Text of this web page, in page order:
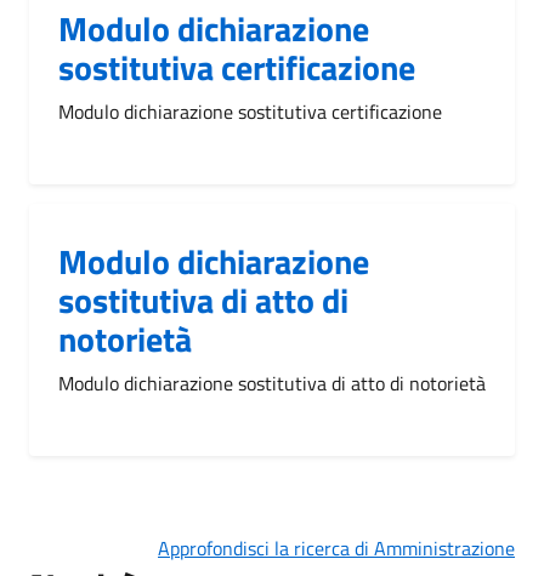
Modulo dichiarazione
sostitutiva certificazione
Modulo dichiarazione sostitutiva certificazione
Modulo dichiarazione
sostitutiva di atto di
notorietà
Modulo dichiarazione sostitutiva di atto di notorietà
Approfondisci la ricerca di Amministrazione